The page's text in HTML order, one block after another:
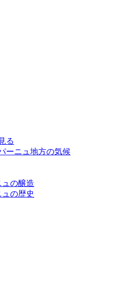
る
ーニュ地方の気候
ュの醸造
の歴史